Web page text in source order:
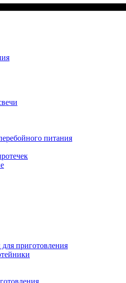
питания
приготовления